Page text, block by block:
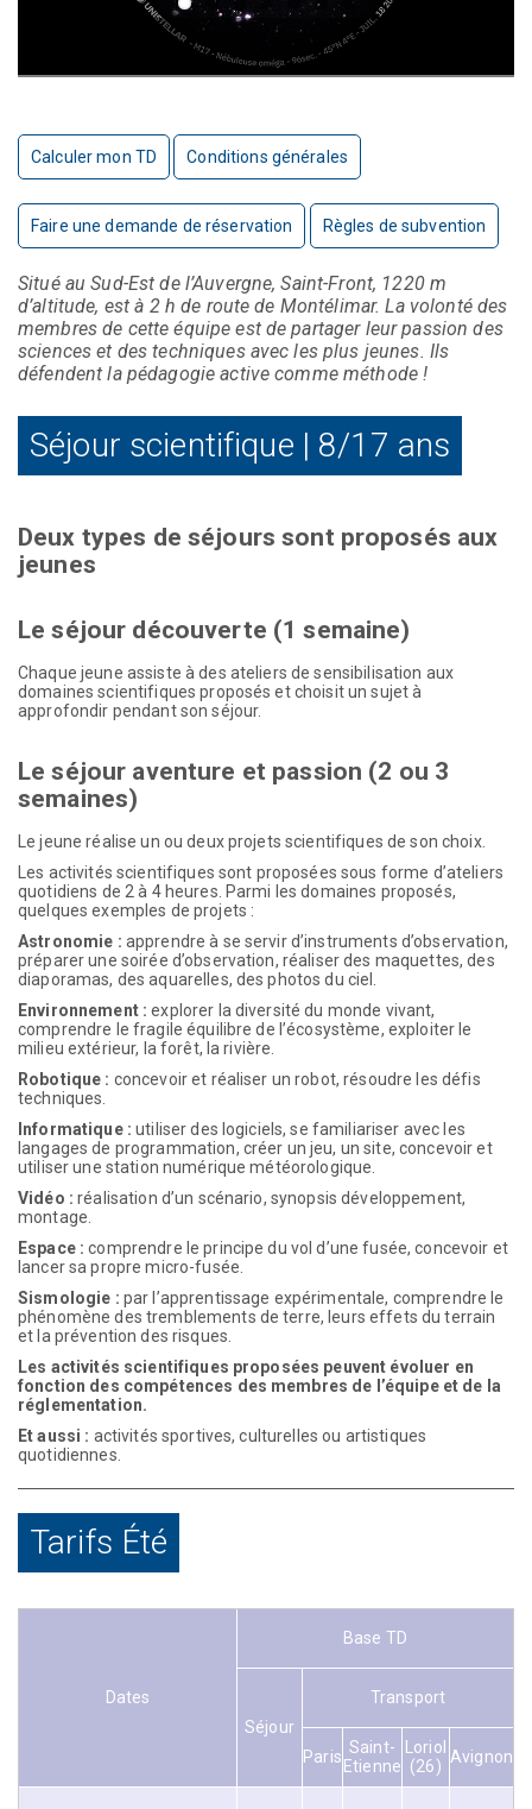
Calculer mon TD Conditions générales
Faire une demande de réservation Règles de subvention
Situé au Sud-Est de l’Auvergne, Saint-Front, 1220 m
d’altitude, est à 2 h de route de Montélimar. La volonté des
membres de cette équipe est de partager leur passion des
sciences et des techniques avec les plus jeunes. Ils
défendent la pédagogie active comme méthode !
Séjour scientifique | 8/17 ans
Deux types de séjours sont proposés aux
jeunes
Le séjour découverte (1 semaine)
Chaque jeune assiste à des ateliers de sensibilisation aux
domaines scientifiques proposés et choisit un sujet à
approfondir pendant son séjour.
Le séjour aventure et passion (2 ou 3
semaines)
Le jeune réalise un ou deux projets scientifiques de son choix.
Les activités scientifiques sont proposées sous forme d’ateliers
quotidiens de 2 à 4 heures. Parmi les domaines proposés,
quelques exemples de projets :
Astronomie : apprendre à se servir d’instruments d’observation,
préparer une soirée d’observation, réaliser des maquettes, des
diaporamas, des aquarelles, des photos du ciel.
Environnement : explorer la diversité du monde vivant,
comprendre le fragile équilibre de l’écosystème, exploiter le
milieu extérieur, la forêt, la rivière.
Robotique : concevoir et réaliser un robot, résoudre les défis
techniques.
Informatique : utiliser des logiciels, se familiariser avec les
langages de programmation, créer un jeu, un site, concevoir et
utiliser une station numérique météorologique.
Vidéo : réalisation d’un scénario, synopsis développement,
montage.
Espace : comprendre le principe du vol d’une fusée, concevoir et
lancer sa propre micro-fusée.
Sismologie : par l’apprentissage expérimentale, comprendre le
phénomène des tremblements de terre, leurs effets du terrain
et la prévention des risques.
Les activités scientifiques proposées peuvent évoluer en
fonction des compétences des membres de l’équipe et de la
réglementation.
Et aussi : activités sportives, culturelles ou artistiques
quotidiennes.
Tarifs Été
Dates
Base TD
Séjour
Transport
Paris Saint-
Etienne
Loriol
(26) Avignon